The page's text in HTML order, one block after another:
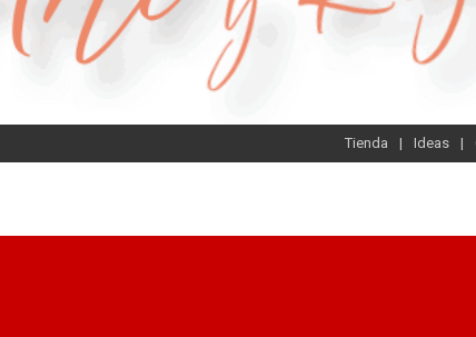
Tienda Ideas